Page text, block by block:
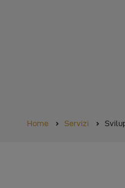
BRICIOLE
Home Servizi